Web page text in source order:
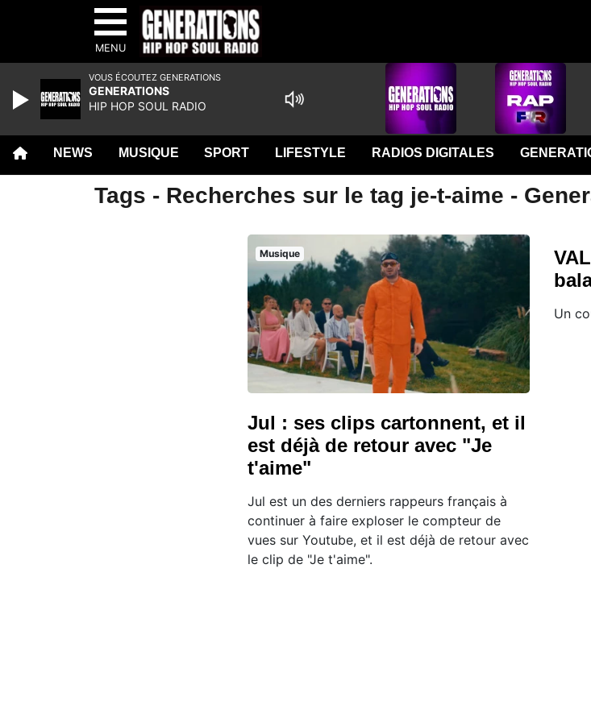
MENU
NEWS MUSIQUE SPORT LIFESTYLE RADIOS DIGITALES
Tags - Recherches sur le tag je-t-aime -
Musique
Jul : ses clips cartonnent, et il
est déjà de retour avec "Je
t'aime"
Jul est un des derniers rappeurs français à
continuer à faire exploser le compteur de
vues sur Youtube, et il est déjà de retour avec
le clip de "Je t'aime".
Un
VOUS ÉCOUTEZ GENERATIONS
GENERATIONS
HIP HOP SOUL RADIO